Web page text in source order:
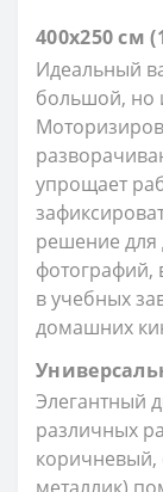
400х250 см
Идеальный
большой, но
упрощает
решение для
фотографий,
в учебных
домашних
Элегантный
различных
коричневый,
металлик)